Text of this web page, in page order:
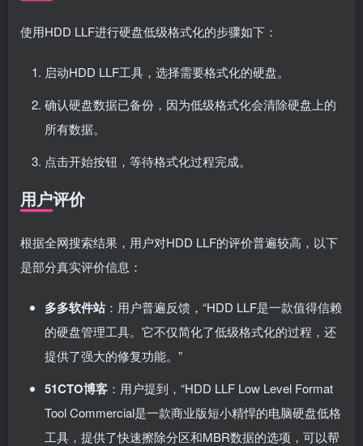
使用HDD LLF进行硬盘低级格式化的步骤如下：
启动HDD LLF工具，选择需要格式化的硬盘。
确认硬盘数据已备份，因为低级格式化会清除硬盘上的
所有数据。
点击开始按钮，等待格式化过程完成。
用户评价
根据全网搜索结果，用户对HDD LLF的评价普遍较高，以下
是部分真实评价信息：
多多软件站：用户普遍反馈，“HDD LLF是一款值得信赖
的硬盘管理工具。它不仅简化了低级格式化的过程，还
提供了强大的修复功能。”
51CTO博客 ：用户提到，“HDD LLF Low Level Format
Tool Commercial是一款商业版短小精悍的电脑硬盘低格
工具，提供了快速擦除分区和MBR数据的选项，可以帮